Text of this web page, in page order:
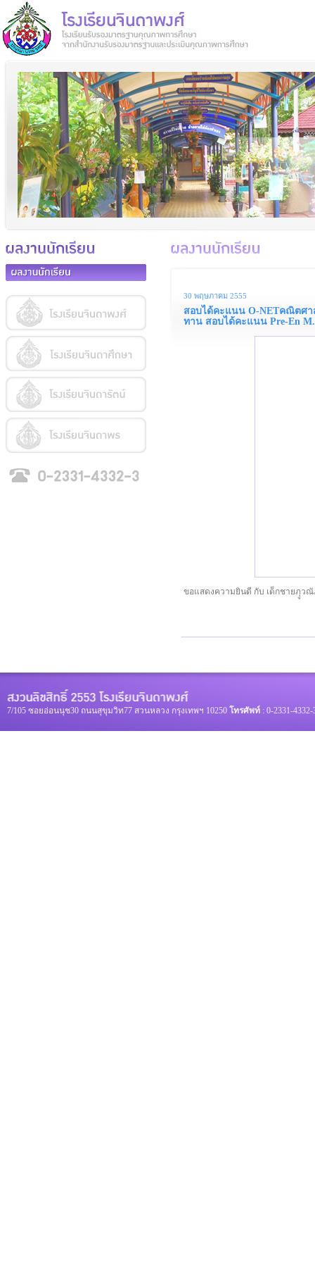
30 พฤษภาคม 2555
สอบได้คะแนน O-NETคณิตศา
ทาน สอบได้คะแนน Pre-En
ขอแสดงความยินดี กับ เด็กชายภุูวณั
7/105 ซอยอ่อนนุช30 ถนนสุขุมวิท77 สวนหลวง กรุงเทพฯ 10250 โทรศัพท์ : 0-2331-